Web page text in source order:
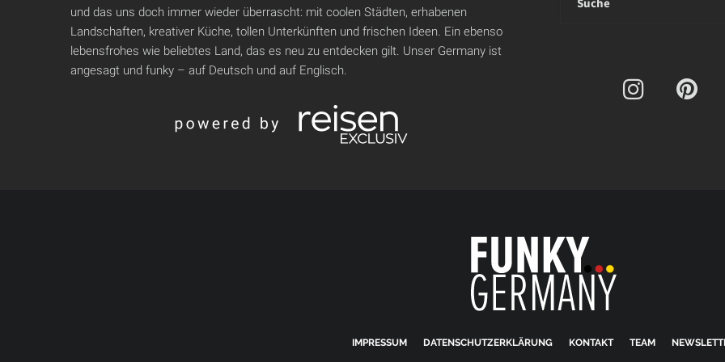
und das uns doch immer wieder überrascht: mit coolen Städten, erhabenen
Landschaften, kreativer Küche, tollen Unterkünften und frischen Ideen. Ein ebenso
lebensfrohes wie beliebtes Land, das es neu zu entdecken gilt. Unser Germany ist
angesagt und funky – auf Deutsch und auf Englisch.
IMPRESSUM DATENSCHUTZERKLÄRUNG KONTAKT TEAM